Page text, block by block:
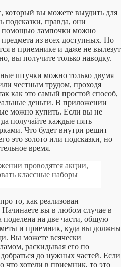
который вы можете выудить для
подсказки, правда, они
помощью лампочки можно
из всех доступных. Но
в приемнике и даже не вылезут
вы получите только наводку.
штучки можно только двумя
честным трудом, проходя
как это самый простой способ,
деньги. В приложении
можно купить. Если вы не
получайте каждые пять
Что будет внутри решит
это золото или подсказки, но
время.
проводятся акции,
классные наборы
то, как реализован
вы в любом случае в
на две части, общую
и приемник, куда вы должны
Вы можете всячески
раскидывая его по
до нужных частей. Если
что хотели в приемник, то это